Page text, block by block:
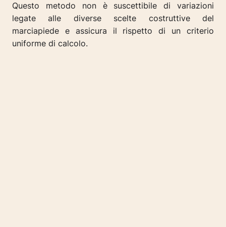
Questo metodo non è suscettibile di variazioni
legate alle diverse scelte costruttive del
marciapiede e assicura il rispetto di un criterio
uniforme di calcolo.